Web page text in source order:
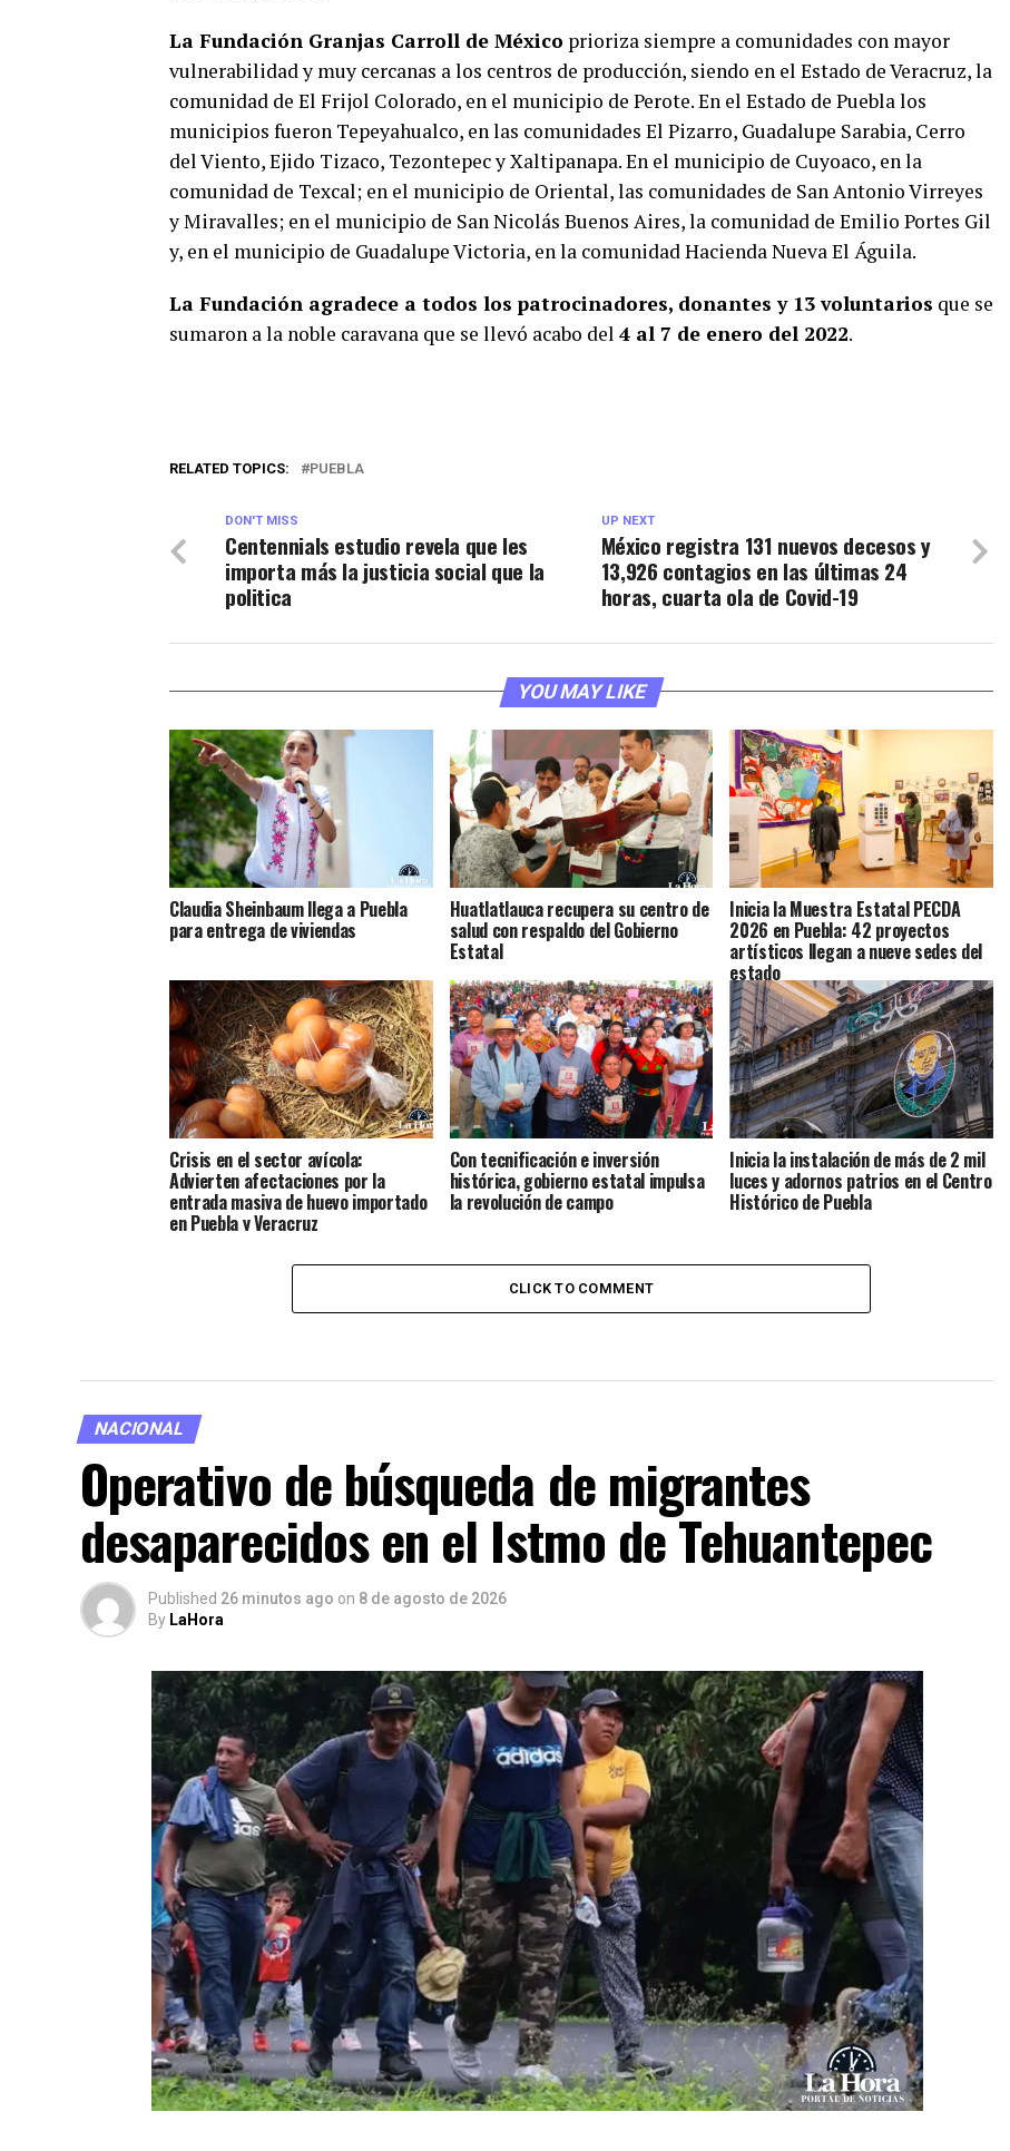
La Fundación Granjas Carroll de México prioriza siempre a comunidades con mayor
vulnerabilidad y muy cercanas a los centros de producción, siendo en el Estado de Veracruz, la
comunidad de El Frijol Colorado, en el municipio de Perote. En el Estado de Puebla los
municipios fueron Tepeyahualco, en las comunidades El Pizarro, Guadalupe Sarabia, Cerro
del Viento, Ejido Tizaco, Tezontepec y Xaltipanapa. En el municipio de Cuyoaco, en la
comunidad de Texcal; en el municipio de Oriental, las comunidades de San Antonio Virreyes
y Miravalles; en el municipio de San Nicolás Buenos Aires, la comunidad de Emilio Portes Gil
y, en el municipio de Guadalupe Victoria, en la comunidad Hacienda Nueva El Águila.
La Fundación agradece a todos los patrocinadores, donantes y 13 voluntarios que se
sumaron a la noble caravana que se llevó acabo del 4 al 7 de enero del 2022.
RELATED TOPICS: PUEBLA
UP NEXT
México registra 131 nuevos decesos y
13,926 contagios en las últimas 24
horas, cuarta ola de Covid-19
DON'T MISS
Centennials estudio revela que les
importa más la justicia social que la
politica
YOU MAY LIKE
Claudia Sheinbaum llega a Puebla
para entrega de viviendas
Huatlatlauca recupera su centro de
salud con respaldo del Gobierno
Estatal
Inicia la Muestra Estatal PECDA
2026 en Puebla: 42 proyectos
artísticos llegan a nueve sedes del
estado
Crisis en el sector avícola:
Advierten afectaciones por la
entrada masiva de huevo importado
en Puebla y Veracruz
Con tecnificación e inversión
histórica, gobierno estatal impulsa
la revolución de campo
Inicia la instalación de más de 2 mil
luces y adornos patrios en el Centro
Histórico de Puebla
CLICK TO COMMENT
NACIONAL
Operativo de búsqueda de migrantes
desaparecidos en el Istmo de Tehuantepec
Published 26 minutos ago on 8 de agosto de 2026
By LaHora